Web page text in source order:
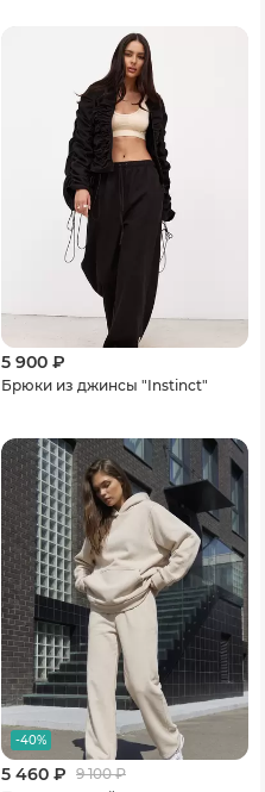
5 900 ₽
Брюки из джинсы "Instinct"
-40%
5 460 ₽ 9 100₽